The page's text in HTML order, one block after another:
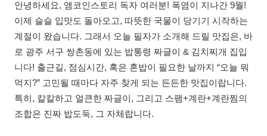
안녕하세요, 앰코인스토리 독자 여러분! 폭염이 지나간 9월!
이제 슬슬 입맛도 돌아오고, 따뜻한 국물이 당기기 시작하는
계절이 왔습니다. 그래서 오늘 필자가 소개해 드릴 맛집은, 바
로 광주 서구 쌍촌동에 있는 밥통령 짜글이 & 김치찌개 집입
니다! 출근길, 점심시간, 혹은 혼밥이 필요한 날까지 “오늘 뭐
먹지?” 고민될 때마다 자주 찾게 되는 든든한 맛집이랍니다.
특히, 칼칼하고 얼큰한 짜글이, 그리고 스팸+계란+계란찜의
조합은 진짜 밥도둑, 그 자체랍니다.